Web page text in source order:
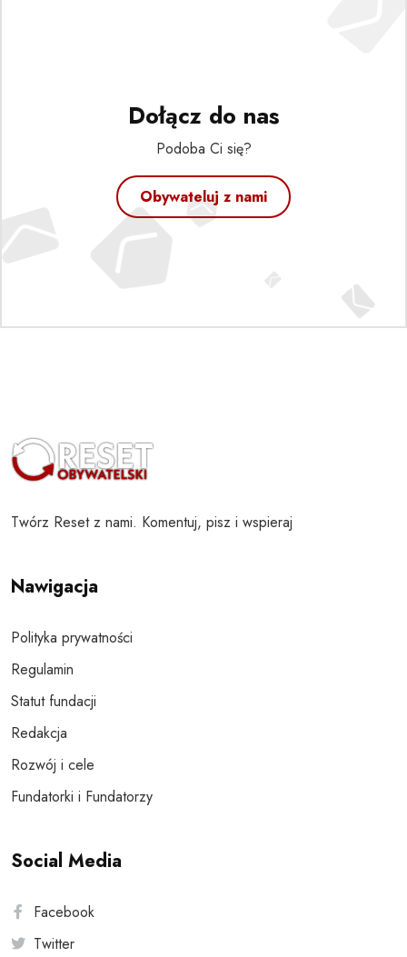
Dołącz do nas
Podoba Ci się?
Obywateluj z nami
Twórz Reset z nami. Komentuj, pisz i wspieraj
Nawigacja
Polityka prywatności
Regulamin
Statut fundacji
Redakcja
Rozwój i cele
Fundatorki i Fundatorzy
Social Media
Facebook
Twitter